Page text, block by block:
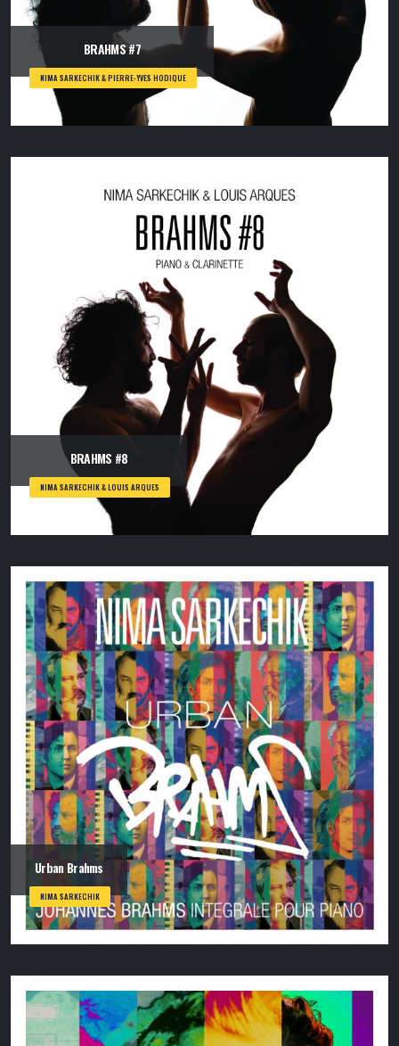
BRAHMS #7
NIMA SARKECHIK & PIERRE-YVES HODIQUE
BRAHMS #8
NIMA SARKECHIK & LOUIS ARQUES
Urban Brahms
NIMA SARKECHIK